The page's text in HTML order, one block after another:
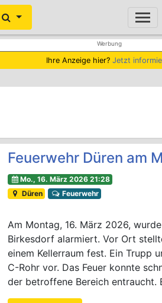
Ihre Anzeige hier? Jetzt
Feuerwehr Düren am
Mo., 16. März 2026 21:28
Düren
Feuerwehr
Am Montag, 16. März 2026,
Birkesdorf alarmiert. Vor Ort
einem Kellerraum fest. Ein Trupp
C-Rohr vor. Das Feuer konnte
der betroffene Bereich entraucht.